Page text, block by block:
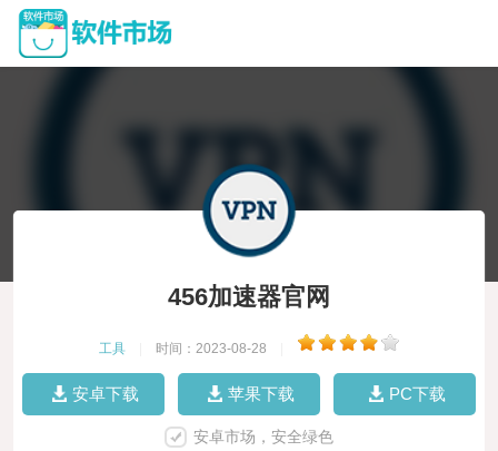
456加速器官网
工具 时间：2023-08-28
安卓下载 苹果下载 PC下载
安卓市场，安全绿色